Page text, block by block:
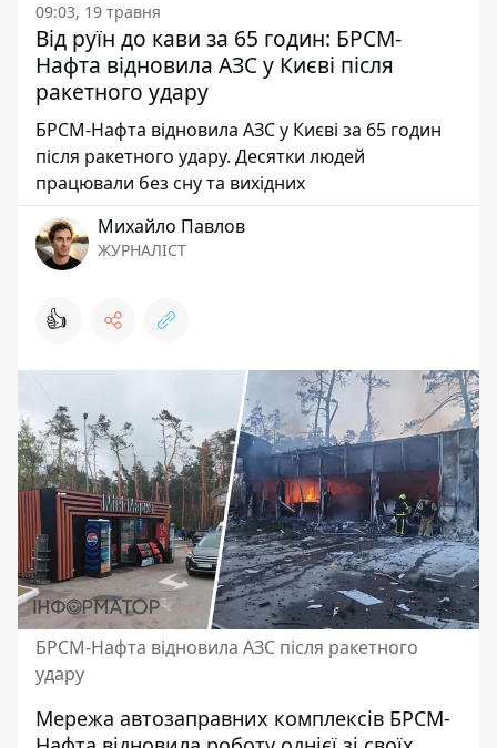
09:03, 19 травня
Від руїн до кави за 65 годин: БРСМ-
Нафта відновила АЗС у Києві після
ракетного удару
БРСМ-Нафта відновила АЗС у Києві за 65 годин
після ракетного удару. Десятки людей
працювали без сну та вихідних
Михайло Павлов
ЖУРНАЛІСТ
👍
БРСМ-Нафта відновила АЗС після ракетного
удару
Мережа автозаправних комплексів БРСМ-